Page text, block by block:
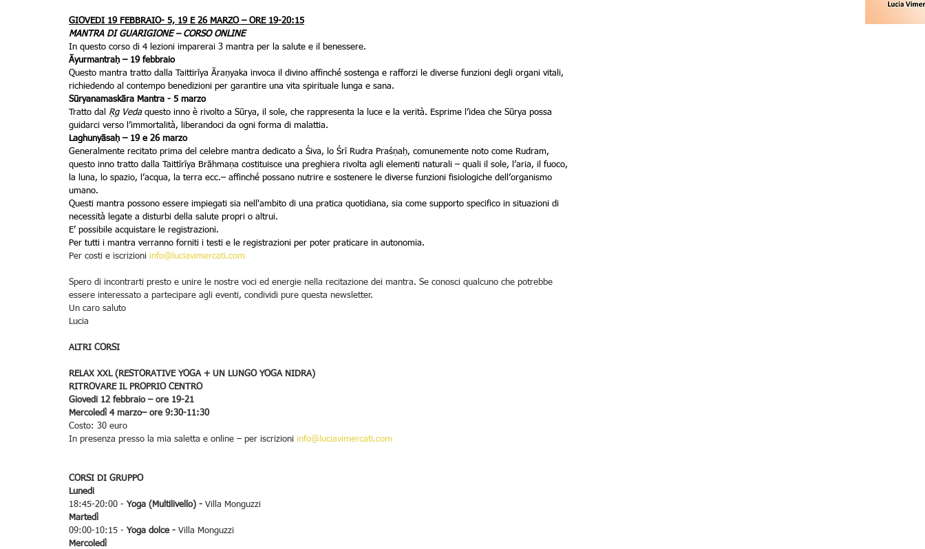
GIOVEDI 19 FEBBRAIO- 5, 19 E 26 MARZO – ORE 19-20:15
MANTRA DI GUARIGIONE – CORSO ONLINE
In questo corso di 4 lezioni imparerai 3 mantra per la salute e il benessere.
Āyurmantraḥ – 19 febbraio
Questo mantra tratto dalla Taittirīya Āraṇyaka invoca il divino affinché sostenga e rafforzi le diverse funzioni degli organi vitali,
richiedendo al contempo benedizioni per garantire una vita spirituale lunga e sana.
Sūryanamaskāra Mantra - 5 marzo
Tratto dal Ṛg Veda questo inno è rivolto a Sūrya, il sole, che rappresenta la luce e la verità. Esprime l’idea che Sūrya possa
guidarci verso l’immortalità, liberandoci da ogni forma di malattia.
Laghunyāsaḥ – 19 e 26 marzo
Generalmente recitato prima del celebre mantra dedicato a Śiva, lo Śrī Rudra Praśṇaḥ, comunemente noto come Rudram,
questo inno tratto dalla Taittīrīya Brāhmaṇa costituisce una preghiera rivolta agli elementi naturali – quali il sole, l’aria, il fuoco,
la luna, lo spazio, l’acqua, la terra ecc.– affinché possano nutrire e sostenere le diverse funzioni fisiologiche dell’organismo
umano.
Questi mantra possono essere impiegati sia nell'ambito di una pratica quotidiana, sia come supporto specifico in situazioni di
necessità legate a disturbi della salute propri o altrui.
E’ possibile acquistare le registrazioni.
Per tutti i mantra verranno forniti i testi e le registrazioni per poter praticare in autonomia.
Per costi e iscrizioni info@luciavimercati.com
Spero di incontrarti presto e unire le nostre voci ed energie nella recitazione dei mantra. Se conosci qualcuno che potrebbe
essere interessato a partecipare agli eventi, condividi pure questa newsletter.
Un caro saluto
Lucia
ALTRI CORSI
RELAX XXL (RESTORATIVE YOGA + UN LUNGO YOGA NIDRA)
RITROVARE IL PROPRIO CENTRO
Giovedi 12 febbraio – ore 19-21
Mercoledì 4 marzo– ore 9:30-11:30
Costo: 30 euro
In presenza presso la mia saletta e online – per iscrizioni info@luciavimercati.com
CORSI DI GRUPPO
Lunedi
18:45-20:00 - Yoga (Multilivello) - Villa Monguzzi
Martedì
09:00-10:15 - Yoga dolce - Villa Monguzzi
Mercoledì